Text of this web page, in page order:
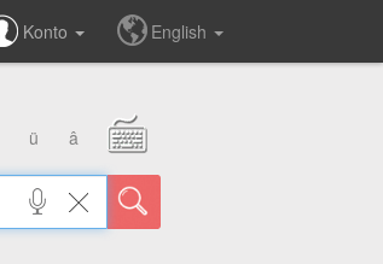
Konto English
ü â